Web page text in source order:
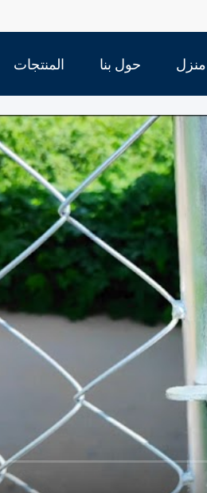
منزل حول بنا المنتجات